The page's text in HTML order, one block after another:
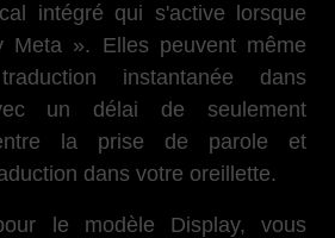
intégré qui s'active lorsque
Meta ». Elles peuvent même
instantanée dans
un délai de seulement
la prise de parole et
dans votre oreillette.
le modèle Display, vous